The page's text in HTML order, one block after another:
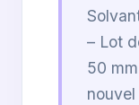
– Lot
50
nouvel